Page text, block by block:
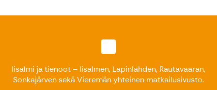
Iisalmi ja tienoot – Iisalmen, Lapinlahden, Rautavaaran,
Sonkajärven sekä Vieremän yhteinen matkailusivusto.